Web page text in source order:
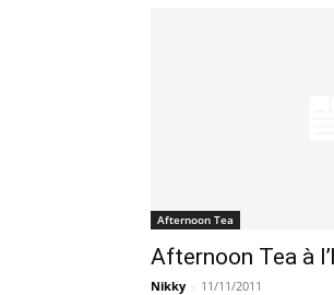
Afternoon Tea
Afternoon Tea à
Nikky - 11/11/2011